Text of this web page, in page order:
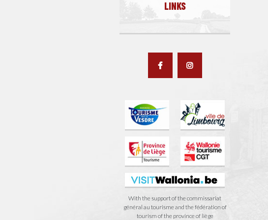
LINKS
With the support of the commissariat
général au tourisme and the fédération of
tourism of the province of liège